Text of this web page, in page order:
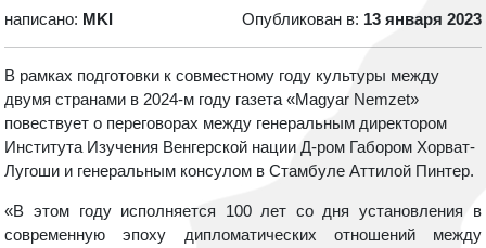
написано: MKI Опубликован в: 13 января 2023
В рамках подготовки к совместному году культуры между
двумя странами в 2024-м году газета «Magyar Nemzet»
повествует о переговорах между генеральным директором
Института Изучения Венгерской нации Д-ром Габором Хорват-
Лугоши и генеральным консулом в Стамбуле Аттилой Пинтер.
«В этом году исполняется 100 лет со дня установления в
современную эпоху дипломатических отношений между